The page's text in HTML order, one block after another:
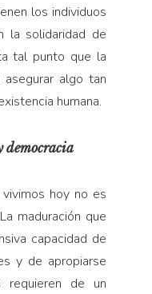
los individuos
la solidaridad de
tal punto que la
algo tan
humana.
democracia
hoy no es
maduración que
capacidad de
y de apropiarse
requieren de un